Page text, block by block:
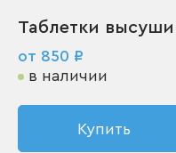
Таблетки
от 850 ₽
в наличии
Купить